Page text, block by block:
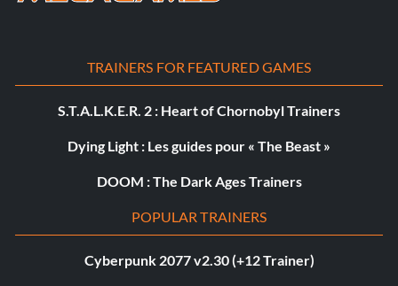
TRAINERS FOR FEATURED GAMES
S.T.A.L.K.E.R. 2 : Heart of Chornobyl Trainers
Dying Light : Les guides pour « The Beast »
DOOM : The Dark Ages Trainers
POPULAR TRAINERS
Cyberpunk 2077 v2.30 (+12 Trainer)